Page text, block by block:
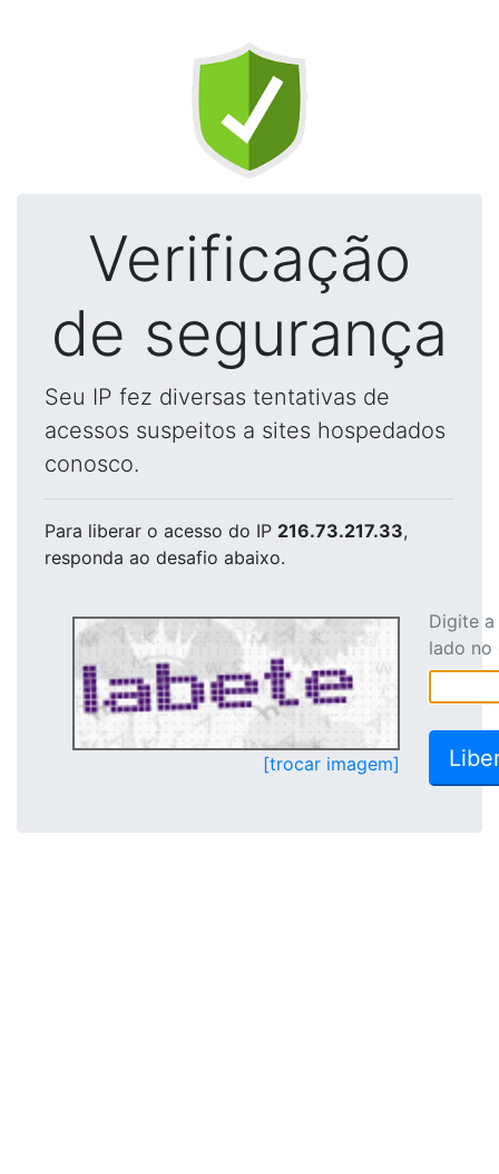
Verificação
de segurança
Seu IP fez diversas tentativas de
acessos suspeitos a sites hospedados
conosco.
Para liberar o acesso do IP 216.73.217.33,
responda ao desafio abaixo.
[trocar imagem]
Digite
lado no